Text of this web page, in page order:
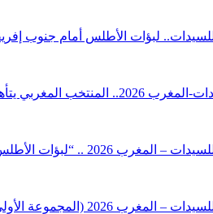
لبؤات الأطلس أمام جنوب
إلى ربع النهائي عقب تعادله مع…
2026 .. “لبؤات الأطلس” يواجهن…
الأولى/الجولة الثانية)..المنتخب…